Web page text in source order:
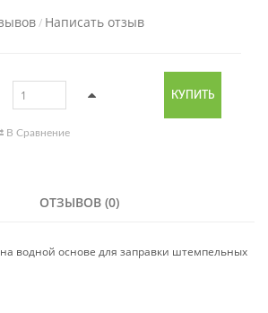
/ Написать отзыв
КУПИТЬ
В Сравнение
ОТЗЫВОВ (0)
водной основе для заправки штемпельных